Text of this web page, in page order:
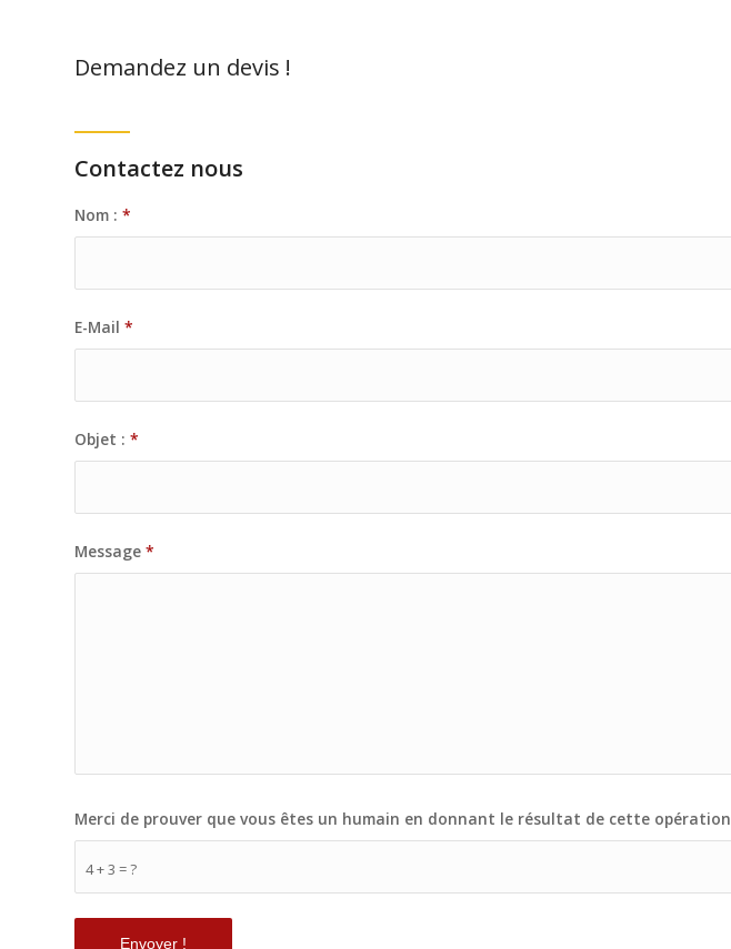
Demandez un devis !
Contactez nous
Nom : *
E-Mail *
Objet : *
Message *
4 + 3 = ?
Merci de prouver que vous êtes un humain en donnant le résultat de cette opération